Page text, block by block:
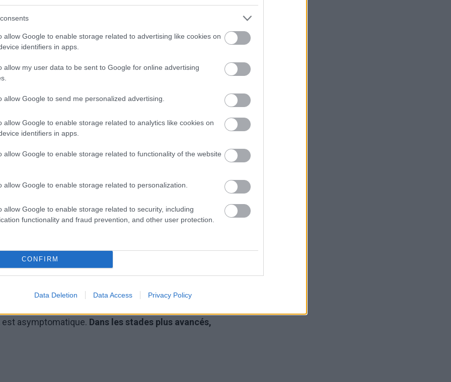
allow Google to enable storage related to advertising like cookies on
identifiers in apps.
allow my user data to be sent to Google for online advertising
allow Google to send me personalized advertising.
allow Google to enable storage related to analytics like cookies on
identifiers in apps.
allow Google to enable storage related to functionality of the website
allow Google to enable storage related to personalization.
allow Google to enable storage related to security, including
functionality and fraud prevention, and other user protection.
CONFIRM
Data Deletion Data Access Privacy Policy
?
par une perte de masse osseuse et un
un risque accru de fractures, en particulier
et des poignets.
les suivantes :
chez les femmes ménopausées.
de médicaments.
asymptomatique. Dans les stades plus avancés,